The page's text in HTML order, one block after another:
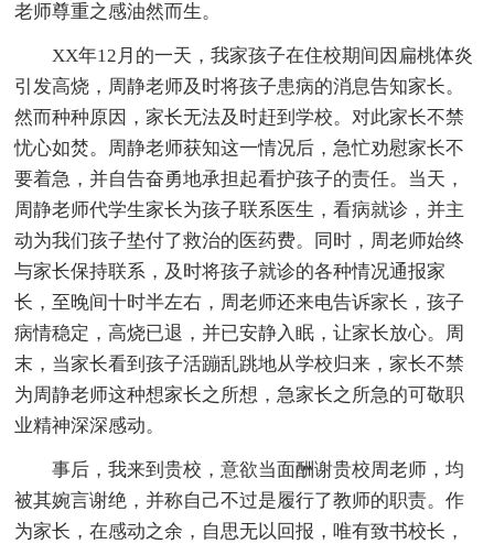
老师尊重之感油然而生。
XX年12月的一天，我家孩子在住校期间因扁桃体炎
引发高烧，周静老师及时将孩子患病的消息告知家长。
然而种种原因，家长无法及时赶到学校。对此家长不禁
忧心如焚。周静老师获知这一情况后，急忙劝慰家长不
要着急，并自告奋勇地承担起看护孩子的责任。当天，
周静老师代学生家长为孩子联系医生，看病就诊，并主
动为我们孩子垫付了救治的医药费。同时，周老师始终
与家长保持联系，及时将孩子就诊的各种情况通报家
长，至晚间十时半左右，周老师还来电告诉家长，孩子
病情稳定，高烧已退，并已安静入眠，让家长放心。周
末，当家长看到孩子活蹦乱跳地从学校归来，家长不禁
为周静老师这种想家长之所想，急家长之所急的可敬职
业精神深深感动。
事后，我来到贵校，意欲当面酬谢贵校周老师，均
被其婉言谢绝，并称自己不过是履行了教师的职责。作
为家长，在感动之余，自思无以回报，唯有致书校长，